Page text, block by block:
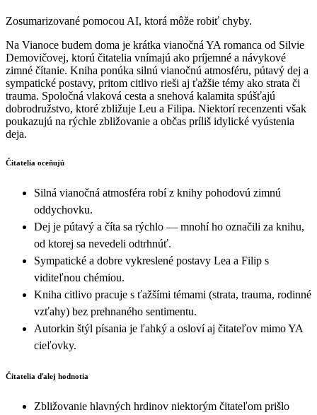
Zosumarizované pomocou AI, ktorá môže robiť chyby.
Na Vianoce budem doma je krátka vianočná YA romanca od Silvie
Demovičovej, ktorú čitatelia vnímajú ako príjemné a návykové
zimné čítanie. Kniha ponúka silnú vianočnú atmosféru, pútavý dej a
sympatické postavy, pritom citlivo rieši aj ťažšie témy ako strata či
trauma. Spoločná vlaková cesta a snehová kalamita spúšťajú
dobrodružstvo, ktoré zbližuje Leu a Filipa. Niektorí recenzenti však
poukazujú na rýchle zbližovanie a občas príliš idylické vyústenia
deja.
Čitatelia oceňujú
Silná vianočná atmosféra robí z knihy pohodovú zimnú
oddychovku.
Dej je pútavý a číta sa rýchlo — mnohí ho označili za knihu,
od ktorej sa nevedeli odtrhnúť.
Sympatické a dobre vykreslené postavy Lea a Filip s
viditeľnou chémiou.
Kniha citlivo pracuje s ťažšími témami (strata, trauma, rodinné
vzťahy) bez prehnaného sentimentu.
Autorkin štýl písania je ľahký a osloví aj čitateľov mimo YA
cieľovky.
Čitatelia ďalej hodnotia
Zbližovanie hlavných hrdinov niektorým čitateľom prišlo